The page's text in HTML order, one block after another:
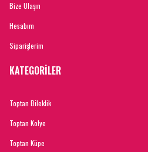
Bize Ulaşın
Hesabım
Siparişlerim
KATEGORİLER
Toptan Bileklik
Toptan Kolye
Toptan Küpe